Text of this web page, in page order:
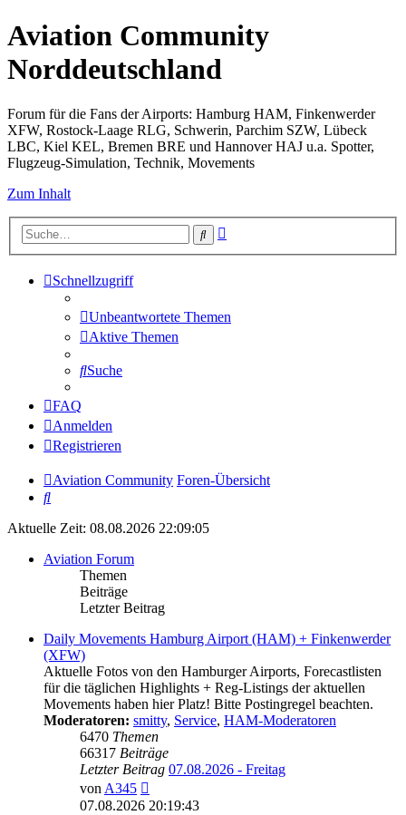
Aviation Community
Norddeutschland
Forum für die Fans der Airports: Hamburg HAM, Finkenwerder
XFW, Rostock-Laage RLG, Schwerin, Parchim SZW, Lübeck
LBC, Kiel KEL, Bremen BRE und Hannover HAJ u.a. Spotter,
Flugzeug-Simulation, Technik, Movements
Zum Inhalt
Suche
Schnellzugriff
Unbeantwortete Themen
Aktive Themen
Suche
FAQ
Anmelden
Registrieren
Aviation Community Foren-Übersicht
Suche
Aktuelle Zeit: 08.08.2026 22:09:05
Aviation Forum
Themen
Beiträge
Letzter Beitrag
Daily Movements Hamburg Airport (HAM) + Finkenwerder
(XFW)
Aktuelle Fotos von den Hamburger Airports, Forecastlisten
für die täglichen Highlights + Reg-Listings der aktuellen
Movements haben hier Platz! Bitte Postingregel beachten.
Moderatoren: smitty, Service, HAM-Moderatoren
6470 Themen
66317 Beiträge
Letzter Beitrag 07.08.2026 - Freitag
vonA345
Beitrag
07.08.2026 20:19:43